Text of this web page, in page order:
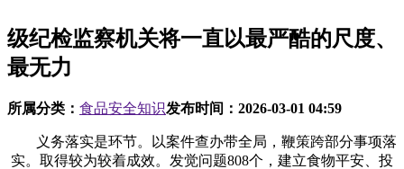
级纪检监察机关将一直以最严酷的尺度、
最无力
所属分类： 食品安全知识发布时间： 2026-03-01 04:59
义务落实是环节。以案件查办带全局，鞭策跨部分事项落
实。取得较为较着成效。发觉问题808个，建立食物平安、投